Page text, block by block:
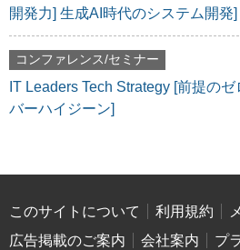
開発力] 生成AI時代のシステム開発]
コンファレンス/セミナー
IT Leaders Tech Strategy [前提の
バーハイジーン]
このサイトについて 利用規約
広告掲載のご案内
会社案内
プ